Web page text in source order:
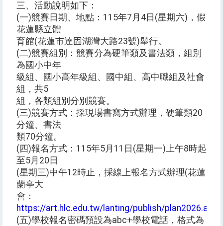
三、活動說明如下：
(一)競賽日期、地點：115年7月4日(星期六)，假
花蓮縣立體
育館(花蓮市達固湖灣大路23號)舉行。
(二)競賽組別：競賽分為硬筆類及書法類，組別
為國小中年
級組、國小高年級組、國中組、高中職組及社會
組，共5
組，各類組別分別競賽。
(三)競賽方式：採現場書寫方式辦理，硬筆類20
分鐘、書法
類70分鐘。
(四)報名方式：115年5月11日(星期一)上午8時起
至5月20日
(星期三)中午12時止，採線上報名方式辦理(花蓮
蘭亭大
會：
https://art.hlc.edu.tw/lanting/publish/plan2026.asp
(五)學校報名密碼預設為abc+學校電話，格式為